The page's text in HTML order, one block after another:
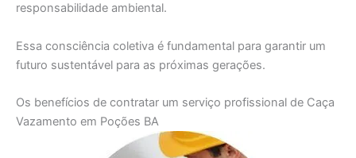
responsabilidade ambiental.
Essa consciência coletiva é fundamental para garantir um
futuro sustentável para as próximas gerações.
Os benefícios de contratar um serviço profissional de Caça
Vazamento em Poções BA